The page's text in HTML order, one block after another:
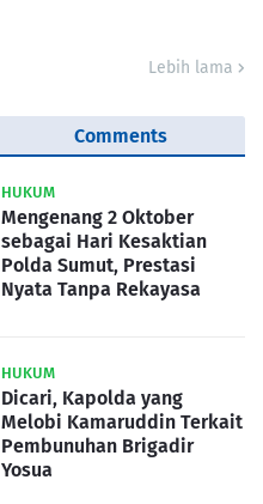
Lebih lama
Comments
HUKUM
Mengenang 2 Oktober
sebagai Hari Kesaktian
Polda Sumut, Prestasi
Nyata Tanpa Rekayasa
HUKUM
Dicari, Kapolda yang
Melobi Kamaruddin Terkait
Pembunuhan Brigadir
Yosua